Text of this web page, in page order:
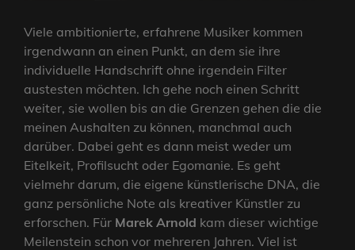
Viele ambitionierte, erfahrene Musiker kommen
irgendwann an einen Punkt, an dem sie ihre
individuelle Handschrift ohne irgendein Filter
austesten möchten. Ich gehe noch einen Schritt
weiter, sie wollen bis an die Grenzen gehen die die
meinen Aushalten zu können, manchmal auch
darüber. Dabei geht es dann meist weder um
Eitelkeit, Profilsucht oder Egomanie. Es geht
vielmehr darum, die eigene künstlerische DNA, die
ganz persönliche Note als kreativer Künstler zu
erforschen. Für Marek Arnold kam dieser wichtige
Meilenstein schon vor mehreren Jahren. Viel ist